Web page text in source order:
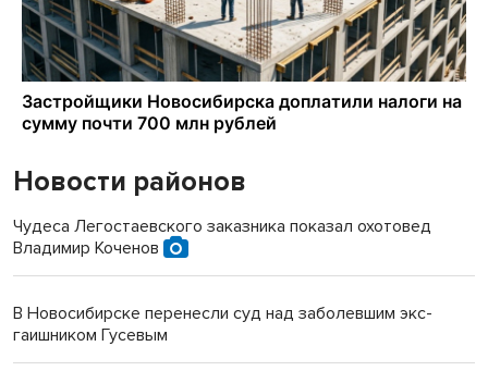
Новости районов
Чудеса Легостаевского заказника показал охотовед
Владимир Коченов
В Новосибирске перенесли суд над заболевшим экс-
гаишником Гусевым